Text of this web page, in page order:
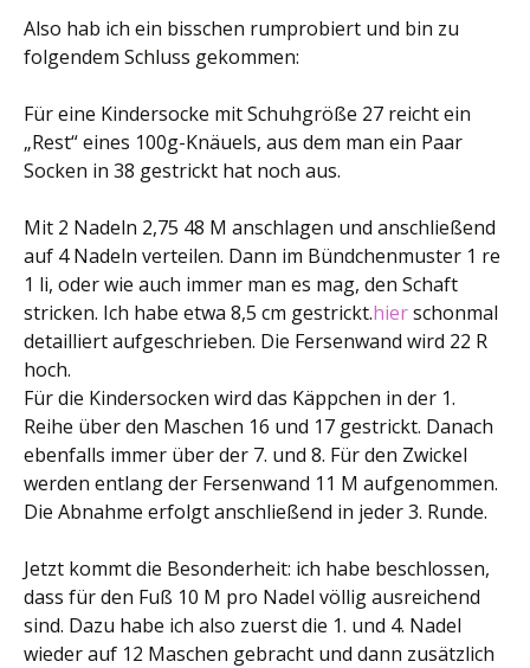
Also hab ich ein bisschen rumprobiert und bin zu
folgendem Schluss gekommen:
Für eine Kindersocke mit Schuhgröße 27 reicht ein
„Rest“ eines 100g-Knäuels, aus dem man ein Paar
Socken in 38 gestrickt hat noch aus.
Mit 2 Nadeln 2,75 48 M anschlagen und anschließend
auf 4 Nadeln verteilen. Dann im Bündchenmuster 1 re
1 li, oder wie auch immer man es mag, den Schaft
stricken. Ich habe etwa 8,5 cm gestrickt.hierschonmal
detailliert aufgeschrieben. Die Fersenwand wird 22 R
hoch.
Für die Kindersocken wird das Käppchen in der 1.
Reihe über den Maschen 16 und 17 gestrickt. Danach
ebenfalls immer über der 7. und 8. Für den Zwickel
werden entlang der Fersenwand 11 M aufgenommen.
Die Abnahme erfolgt anschließend in jeder 3. Runde.
Jetzt kommt die Besonderheit: ich habe beschlossen,
dass für den Fuß 10 M pro Nadel völlig ausreichend
sind. Dazu habe ich also zuerst die 1. und 4. Nadel
wieder auf 12 Maschen gebracht und dann zusätzlich